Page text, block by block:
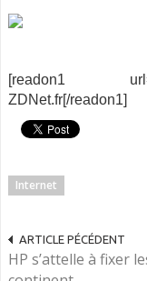
[readon1
ZDNet.fr[/readon1]
Internet
ARTICLE PÉCÉDENT
HP s’attelle à fixer